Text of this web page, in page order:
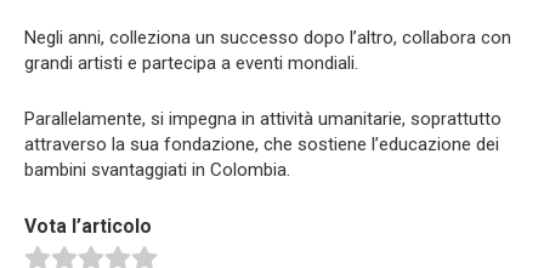
Negli anni, colleziona un successo dopo l’altro, collabora con
grandi artisti e partecipa a eventi mondiali.
Parallelamente, si impegna in attività umanitarie, soprattutto
attraverso la sua fondazione, che sostiene l’educazione dei
bambini svantaggiati in Colombia.
Vota l’articolo